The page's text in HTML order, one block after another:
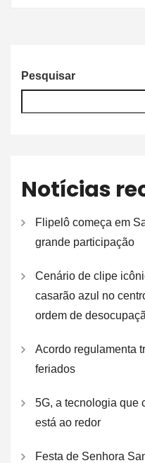
Pesquisar
Notícias
Flipelô começa em
grande participação
Cenário de clipe
casarão azul no
ordem de
Acordo regulamenta
feriados
5G, a tecnologia que
está ao redor
Festa de Senhora